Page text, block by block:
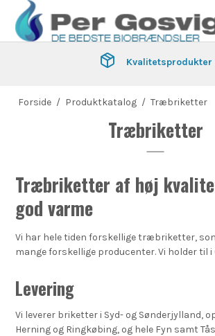
Kvalitetsprodukter
Forside / Produktkatalog / Træbriketter
Træbriketter
Træbriketter af høj
god varme
Vi har hele tiden forskellige træbriketter,
mange forskellige producenter. Vi holder til
Levering
Vi leverer briketter i Syd- og Sønderjylland,
Herning og Ringkøbing, og hele Fyn samt